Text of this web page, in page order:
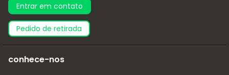
Entrar em contato
pedido de retirada
conhece-nos